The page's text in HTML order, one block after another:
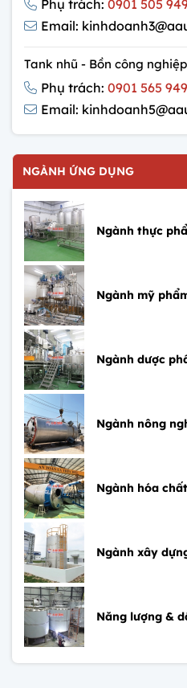
Phụ trách: 0901 505
Email:
Tank nhũ - Bồn công nghiệp
Phụ trách: 0901 565 949
Email:
NGÀNH ỨNG DỤNG
Ngành thực
Ngành mỹ
Ngành dược
Ngành nông
Ngành hóa chất
Ngành xây
Năng lượng &